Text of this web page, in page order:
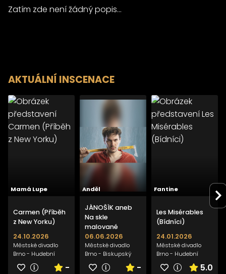
Zatím zde není žádný popis...
AKTUÁLNÍ INSCENACE
Mamá Lupe
Carmen (Příběh
z New Yorku)
24.10.2026
Městské divadlo
Brno - Hudební
scéna
-
Anděl
JÁNOŠÍK aneb
Na skle
malované
06.06.2026
Městské divadlo
Brno - Biskupský
dvůr
-
Fantine
Les Misérables
(Bídníci)
24.01.2026
Městské divadlo
Brno - Hudební
scéna
5.0